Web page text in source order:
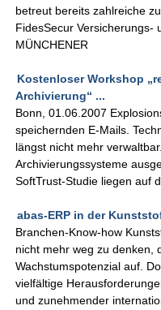
betreut bereits zahlreiche
FidesSecur Versicherungs-
MÜNCHENER
Kostenloser Workshop
Archivierung“ ...
Bonn, 01.06.2007
speichernden E-Mails.
längst nicht mehr
Archivierungssysteme
SoftTrust-Studie liegen auf
abas-ERP in der
Branchen-Know-how
nicht mehr weg zu denken,
Wachstumspotenzial auf.
vielfältige
und zunehmender